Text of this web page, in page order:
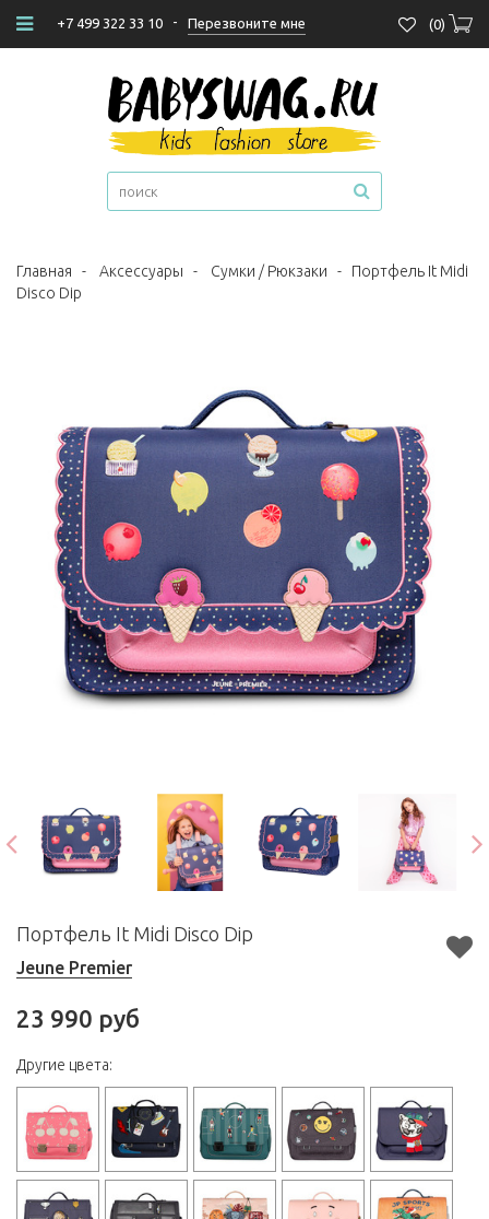
+7 499 322 33 10 - Перезвоните мне (0)
Главная - Аксессуары - Сумки / Рюкзаки - Портфель It Midi
Disco Dip
Портфель It Midi Disco Dip
Jeune Premier
23 990 руб
Другие цвета: